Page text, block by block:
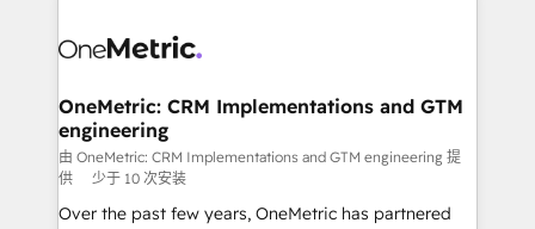
Stand Out.
Design Automation and Uptive. 📊 RevOps & data
integrations 🤖 AI workflows & enrichment 📘 Team
enablement & company-wide adoption We create
HubSpot environments that teams use with
confidence and that leadership can rely on for
scalable revenue insights.
OneMetric: CRM Implementations and GTM
engineering
由 OneMetric: CRM Implementations and GTM engineering 提
供
少于 10 次安装
Over the past few years, OneMetric has partnered